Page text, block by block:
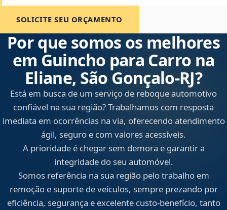
SOLICITE SEU ORÇAMENTO
Por que somos os melhores
em Guincho para Carro na
Eliane, São Gonçalo‑RJ?
Está em busca de um serviço de reboque automotivo
confiável na sua região? Trabalhamos com resposta
imediata em ocorrências na via, oferecendo atendimento
ágil, seguro e com valores acessíveis.
A prioridade é chegar sem demora e garantir a
integridade do seu automóvel.
Somos referência na sua região pelo trabalho em
remoção e suporte de veículos, sempre prezando por
eficiência, segurança e excelente custo-benefício, tanto